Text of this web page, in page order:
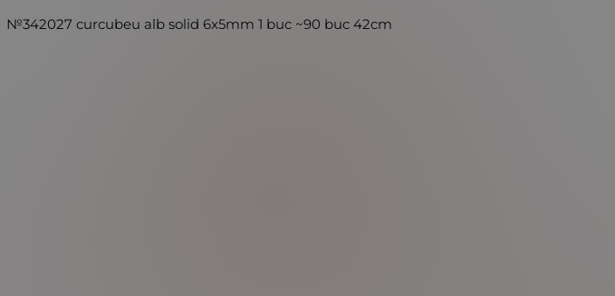
№342027 curcubeu alb solid 6x5mm 1 buc ~90 buc 42cm